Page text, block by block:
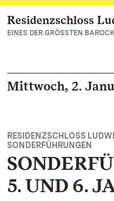
Zum Hauptinhalt
Residenzschloss
EINES DER GRÖSSTEN
Mittwoch, 2.
RESIDENZSCHLOSS
SONDERFÜHRUNGEN
5. UND 6.